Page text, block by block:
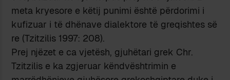
meta kryesore e këtij punimi është përdorimi i
kufizuar i të dhënave dialektore të greqishtes së
re (Tzitzilis 1997: 208).
Prej njëzet e ca vjetësh, gjuhëtari grek Chr.
Tzitzilis e ka zgjeruar këndvështrimin e